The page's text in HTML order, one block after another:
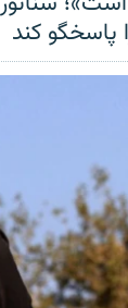
پاسخگو کند